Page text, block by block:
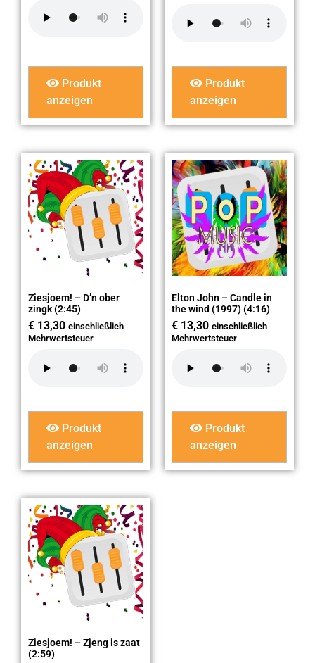
Produkt
anzeigen
Produkt
anzeigen
Ziesjoem! – D’n ober
zingk (2:45)
€ 13,30 einschließlich
Mehrwertsteuer
Produkt
anzeigen
Elton John – Candle in
the wind (1997) (4:16)
€ 13,30 einschließlich
Mehrwertsteuer
Produkt
anzeigen
Ziesjoem! – Zjeng is zaat
(2:59)